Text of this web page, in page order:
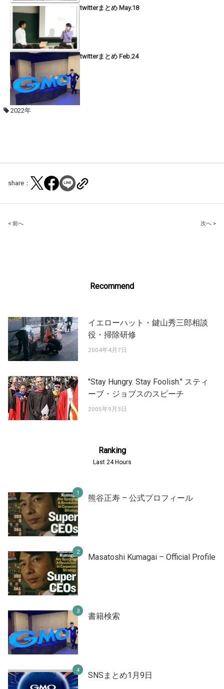
twitterまとめ May.18
twitterまとめ Feb.24
2022年
share：
Post
< 前へ 次へ >
Recommend
イエローハット・鍵山秀三郎相談
役・掃除研修
2004年4月7日
"Stay Hungry. Stay Foolish." スティ
ーブ・ジョブスのスピーチ
2005年9月3日
Ranking
Last 24 Hours
熊谷正寿 – 公式プロフィール
Masatoshi Kumagai – Official Profile
書籍検索
SNSまとめ1月9日